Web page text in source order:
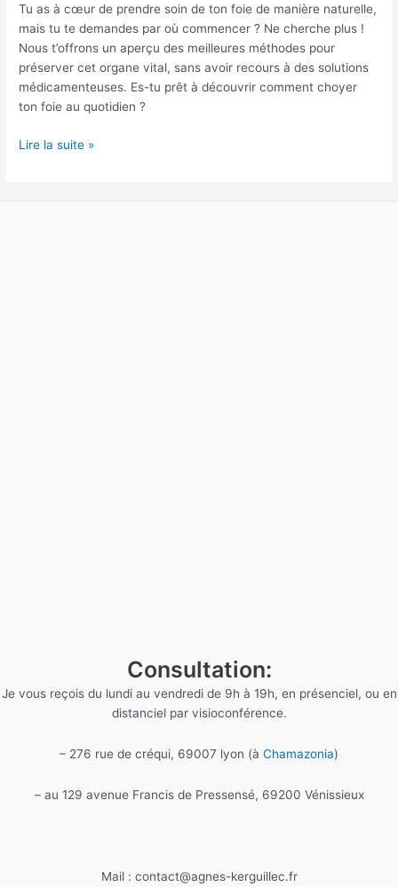
Tu as à cœur de prendre soin de ton foie de manière naturelle,
mais tu te demandes par où commencer ? Ne cherche plus !
Nous t’offrons un aperçu des meilleures méthodes pour
préserver cet organe vital, sans avoir recours à des solutions
médicamenteuses. Es-tu prêt à découvrir comment choyer
ton foie au quotidien ?
son
foie
naturellement
?
Lire la suite »
Consultation:
Je vous reçois du lundi au vendredi de 9h à 19h, en présenciel, ou en
distanciel par visioconférence.
– 276 rue de créqui, 69007 lyon (à Chamazonia)
– au 129 avenue Francis de Pressensé, 69200 Vénissieux
Mail : contact@agnes-kerguillec.fr